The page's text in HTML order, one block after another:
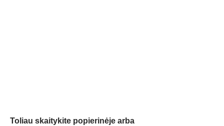
Toliau skaitykite popierinėje arba